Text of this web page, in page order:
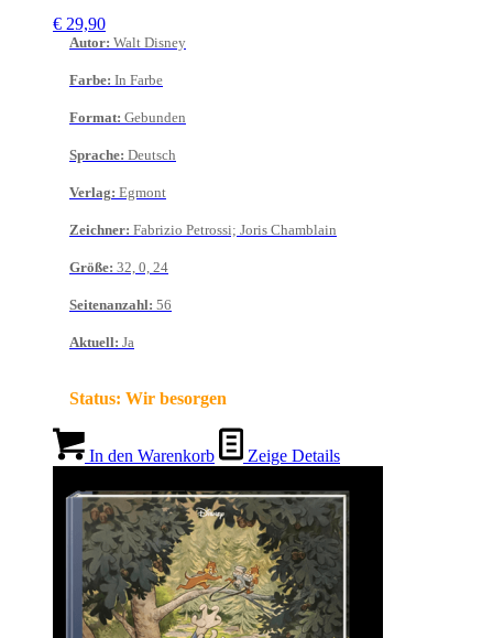
€ 29,90
Autor: Walt Disney
Farbe: In Farbe
Format: Gebunden
Sprache: Deutsch
Verlag: Egmont
Zeichner: Fabrizio Petrossi; Joris Chamblain
Größe: 32, 0, 24
Seitenanzahl: 56
Aktuell: Ja
Status: Wir besorgen
In den Warenkorb Zeige Details